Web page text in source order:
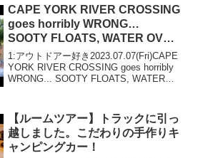
CAPE YORK RIVER CROSSING
goes horribly WRONG…
SOOTY FLOATS, WATER OVER
SEATS & the engine stops…
1:アウトドアー好き2023.07.07(Fri)CAPE
YORK RIVER CROSSING goes horribly
WRONG... SOOTY FLOATS, WATER
【ルームツアー】トラックに引っ
越しました。こだわりの手作りキ
ャンピングカー！